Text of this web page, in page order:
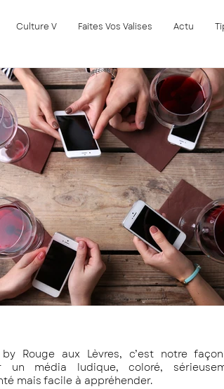
Culture V Faites Vos Valises Actu
Rouge aux Lèvres, c’est notre
un média ludique, coloré,
mais facile à appréhender.